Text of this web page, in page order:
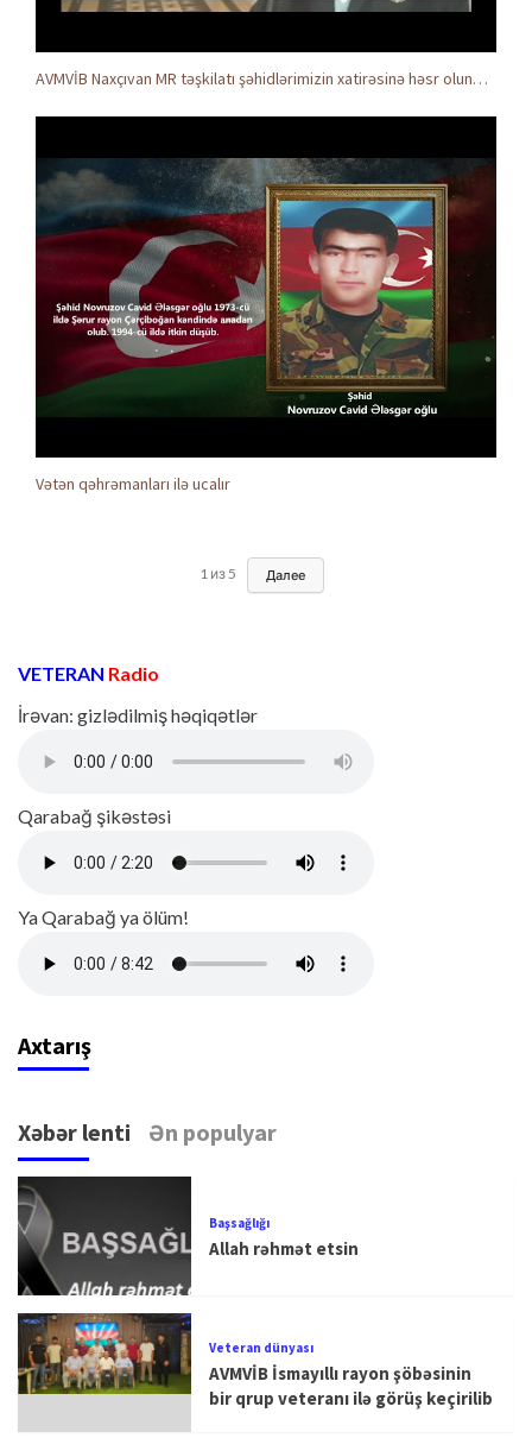
AVMVİB Naxçıvan MR təşkilatı şəhidlərimizin xatirəsinə həsr olunmuş tədbir keçirdi
Vətən qəhrəmanları ilə ucalır
1 из5 Далее
VETERAN Radio
İrəvan: gizlədilmiş həqiqətlər
Qarabağ şikəstəsi
Ya Qarabağ ya ölüm!
Axtarış
Xəbər lenti Ən populyar
Başsağlığı
Allah rəhmət etsin
Veteran dünyası
AVMVİB İsmayıllı rayon şöbəsinin
bir qrup veteranı ilə görüş keçirilib